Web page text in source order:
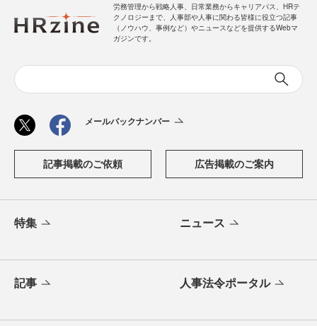
労務管理から戦略人事、日常業務からキャリアパス、HRテ
クノロジーまで、人事部や人事に関わる皆様に役立つ記事
（ノウハウ、事例など）やニュースなどを提供するWebマ
ガジンです。
メールバックナンバー
記事掲載のご依頼 広告掲載のご案内
特集 ニュース
記事 人事法令ポータル